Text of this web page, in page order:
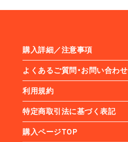
購入詳細／注意事項
よくあるご質問・お問い合わせ
利用規約
特定商取引法に基づく表記
購入ページTOP